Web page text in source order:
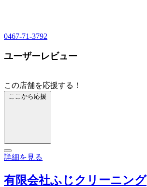
0467-71-3792
ユーザーレビュー
この店舗を応援する！
ここから応援
詳細を見る
有限会社ふじクリーニング